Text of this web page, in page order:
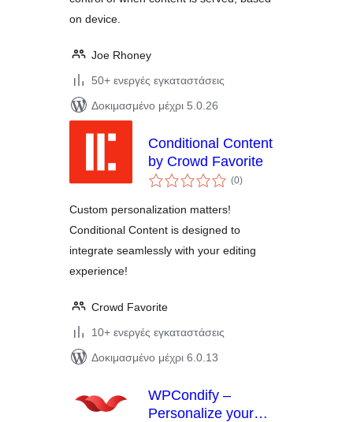
on device.
Joe Rhoney
50+ ενεργές εγκαταστάσεις
Δοκιμασμένο μέχρι 5.0.26
Conditional Content
by Crowd Favorite
(0αξιολογήσεις
σύνολο
)
Custom personalization matters!
Conditional Content is designed to
integrate seamlessly with your editing
experience!
Crowd Favorite
10+ ενεργές εγκαταστάσεις
Δοκιμασμένο μέχρι 6.0.13
WPCondify –
Personalize your